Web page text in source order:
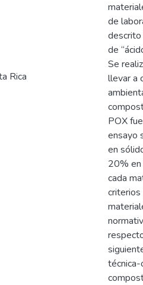
Rica
de
de
Se
llevar a
POX
ensayo
en
20% en
cada